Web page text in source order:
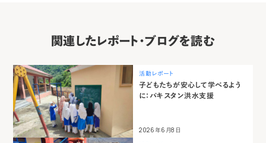
関連したレポート・ブログを読む
活動レポート
子どもたちが安心して学べるよう
に：パキスタン洪水支援
2026年6月8日